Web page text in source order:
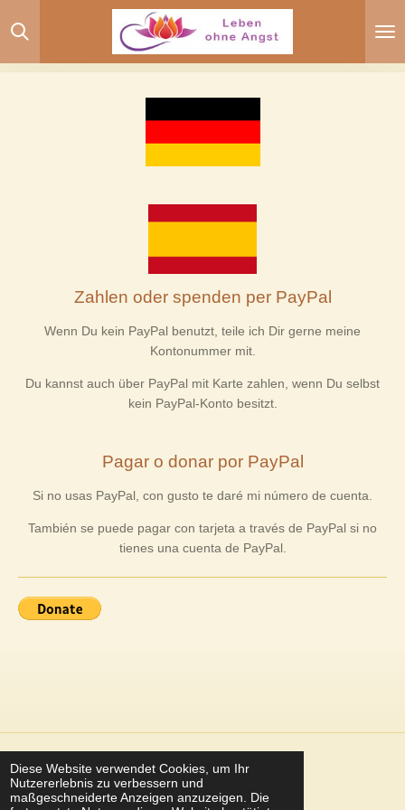
Diese Website verwendet Cookies, um Ihr
Nutzererlebnis zu verbessern und
maßgeschneiderte Anzeigen anzuzeigen. Die
Hauptinhalt
Zahlen oder spenden per PayPal
Wenn Du kein PayPal benutzt, teile ich Dir gerne meine
Kontonummer mit.
Du kannst auch über PayPal mit Karte zahlen, wenn Du selbst
kein PayPal-Konto besitzt.
Pagar o donar por PayPal
Si no usas PayPal, con gusto te daré mi número de cuenta.
También se puede pagar con tarjeta a través de PayPal si no
tienes una cuenta de PayPal.
© 2022 - 2026 Leben ohne Angst
Mit Unterstützung vonWebador